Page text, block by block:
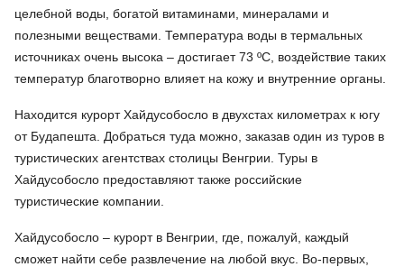
целебной воды, богатой витаминами, минералами и
полезными веществами. Температура воды в термальных
источниках очень высока – достигает 73 ºС, воздействие таких
температур благотворно влияет на кожу и внутренние органы.
Находится курорт Хайдусобосло в двухстах километрах к югу
от Будапешта. Добраться туда можно, заказав один из туров в
туристических агентствах столицы Венгрии. Туры в
Хайдусобосло предоставляют также российские
туристические компании.
Хайдусобосло – курорт в Венгрии, где, пожалуй, каждый
сможет найти себе развлечение на любой вкус. Во-первых,